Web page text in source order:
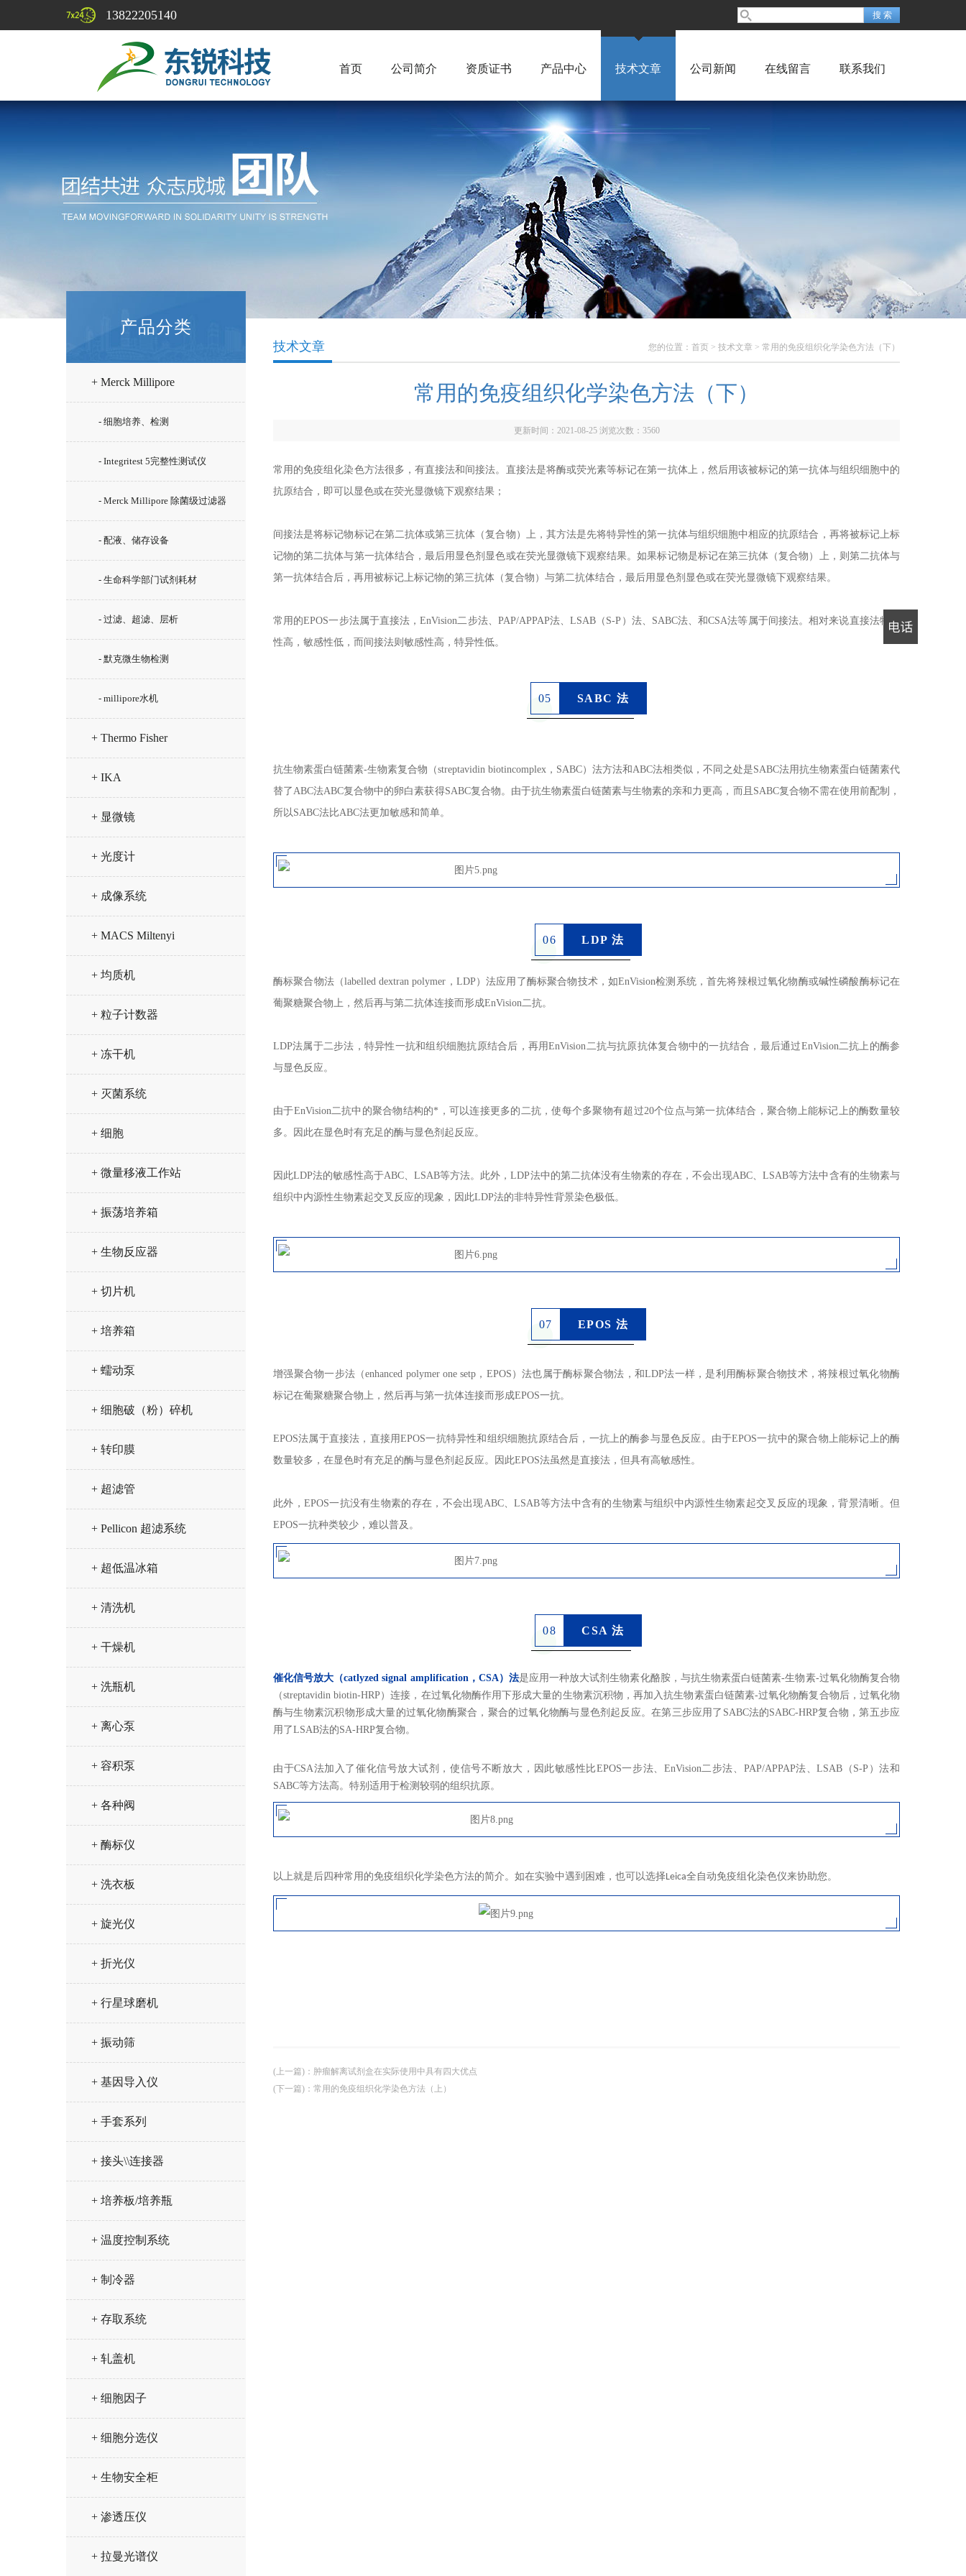
13822205140
首页 公司简介 资质证书 产品中心 技术文章 公司新闻 在线留言 联系我们
产品分类
+ Merck Millipore
- 细胞培养、检测
- Integritest 5完整性测试仪
- Merck Millipore 除菌级过滤器
- 配液、储存设备
- 生命科学部门试剂耗材
- 过滤、超滤、层析
- 默克微生物检测
- millipore水机
+ Thermo Fisher
+ IKA
+ 显微镜
+ 光度计
+ 成像系统
+ MACS Miltenyi
+ 均质机
+ 粒子计数器
+ 冻干机
+ 灭菌系统
+ 细胞
+ 微量移液工作站
+ 振荡培养箱
+ 生物反应器
+ 切片机
+ 培养箱
+ 蠕动泵
+ 细胞破（粉）碎机
+ 转印膜
+ 超滤管
+ Pellicon 超滤系统
+ 超低温冰箱
+ 清洗机
+ 干燥机
+ 洗瓶机
+ 离心泵
+ 容积泵
+ 各种阀
+ 酶标仪
+ 洗衣板
+ 旋光仪
+ 折光仪
+ 行星球磨机
+ 振动筛
+ 基因导入仪
+ 手套系列
+ 接头\\连接器
+ 培养板/培养瓶
+ 温度控制系统
+ 制冷器
+ 存取系统
+ 轧盖机
+ 细胞因子
+ 细胞分选仪
+ 生物安全柜
+ 渗透压仪
+ 拉曼光谱仪
您的位置： 首页 > 技术文章 > 常用的免疫组织化学染色方法（下）
技术文章
常用的免疫组织化学染色方法（下）
更新时间：2021-08-25 浏览次数： 3560
常用的免疫组化染色方法很多，有直接法和间接法。直接法是将酶或荧光素等标记在第一抗体上，然后用该被标记的第一抗体与组织细胞中的
抗原结合，即可以显色或在荧光显微镜下观察结果；
间接法是将标记物标记在第二抗体或第三抗体（复合物）上，其方法是先将特异性的第一抗体与组织细胞中相应的抗原结合，再将被标记上标
记物的第二抗体与第一抗体结合，最后用显色剂显色或在荧光显微镜下观察结果。如果标记物是标记在第三抗体（复合物）上，则第二抗体与
第一抗体结合后，再用被标记上标记物的第三抗体（复合物）与第二抗体结合，最后用显色剂显色或在荧光显微镜下观察结果。
常用的EPOS一步法属于直接法，EnVision二步法、PAP/APPAP法、LSAB（S-P）法、SABC法、和CSA法等属于间接法。相对来说直接法特异
性高，敏感性低，而间接法则敏感性高，特异性低。
05 SABC 法
抗生物素蛋白链菌素-生物素复合物（streptavidin biotincomplex，SABC）法方法和ABC法相类似，不同之处是SABC法用抗生物素蛋白链菌素代
替了ABC法ABC复合物中的卵白素获得SABC复合物。 由于抗生物素蛋白链菌素与生物素的亲和力更高，而且SABC复合物不需在使用前配制，
所以SABC法比ABC法更加敏感和简单。
06 LDP 法
酶标聚合物法（labelled dextran polymer，LDP）法应用了酶标聚合物技术，如EnVision检测系统，首先将辣根过氧化物酶或碱性磷酸酶标记在
葡聚糖聚合物上，然后再与第二抗体连接而形成EnVision二抗。
LDP法属于二步法，特异性一抗和组织细胞抗原结合后，再用EnVision二抗与抗原抗体复合物中的一抗结合，最后通过EnVision二抗上的酶参
与显色反应。
由于EnVision二抗中的聚合物结构的*，可以连接更多的二抗，使每个多聚物有超过20个位点与第一抗体结合，聚合物上能标记上的酶数量较
多。因此在显色时有充足的酶与显色剂起反应。
因此LDP法的敏感性高于ABC、LSAB等方法。此外，LDP法中的第二抗体没有生物素的存在，不会出现ABC、LSAB等方法中含有的生物素与
组织中内源性生物素起交叉反应的现象，因此LDP法的非特异性背景染色极低。
07 EPOS 法
增强聚合物一步法（enhanced polymer one setp，EPOS）法也属于酶标聚合物法，和LDP法一样，是利用酶标聚合物技术，将辣根过氧化物酶
标记在葡聚糖聚合物上，然后再与第一抗体连接而形成EPOS一抗。
EPOS法属于直接法，直接用EPOS一抗特异性和组织细胞抗原结合后，一抗上的酶参与显色反应。由于EPOS一抗中的聚合物上能标记上的酶
数量较多，在显色时有充足的酶与显色剂起反应。因此EPOS法虽然是直接法，但具有高敏感性。
此外，EPOS一抗没有生物素的存在，不会出现ABC、LSAB等方法中含有的生物素与组织中内源性生物素起交叉反应的现象，背景清晰。但
EPOS一抗种类较少，难以普及。
08 CSA 法
催化信号放大（catlyzed signal amplification， CSA）法是应用一种放大试剂生物素化酪胺，与抗生物素蛋白链菌素-生物素-过氧化物酶复合物
（streptavidin biotin-HRP ）连接，在过氧化物酶作用下形成大量的生物素沉积物，再加入抗生物素蛋白链菌素-过氧化物酶复合物后，过氧化物
酶与生物素沉积物形成大量的过氧化物酶聚合，聚合的过氧化物酶与显色剂起反应。在第三步应用了SABC法的SABC-HRP复合物，第五步应
用了LSAB法的SA-HRP复合物。
由于CSA法加入了催化信号放大试剂，使信号不断放大，因此敏感性比EPOS一步法、EnVision二步法、PAP/APPAP法、LSAB（S-P）法和
SABC等方法高。特别适用于检测较弱的组织抗原。
以上就是后四种常用的免疫组织化学染色方法的简介。如在实验中遇到困难，也可以选择Leica全自动免疫组化染色仪来协助您。
(上一篇) ： 肿瘤解离试剂盒在实际使用中具有四大优点
(下一篇) ： 常用的免疫组织化学染色方法（上）